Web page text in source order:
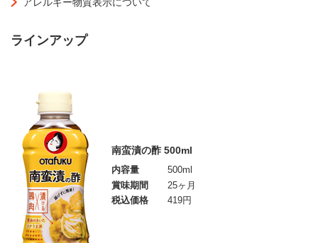
ラインアップ
南蛮漬の酢 500ml
内容量
500ml
賞味期間
25ヶ月
税込価格
419円